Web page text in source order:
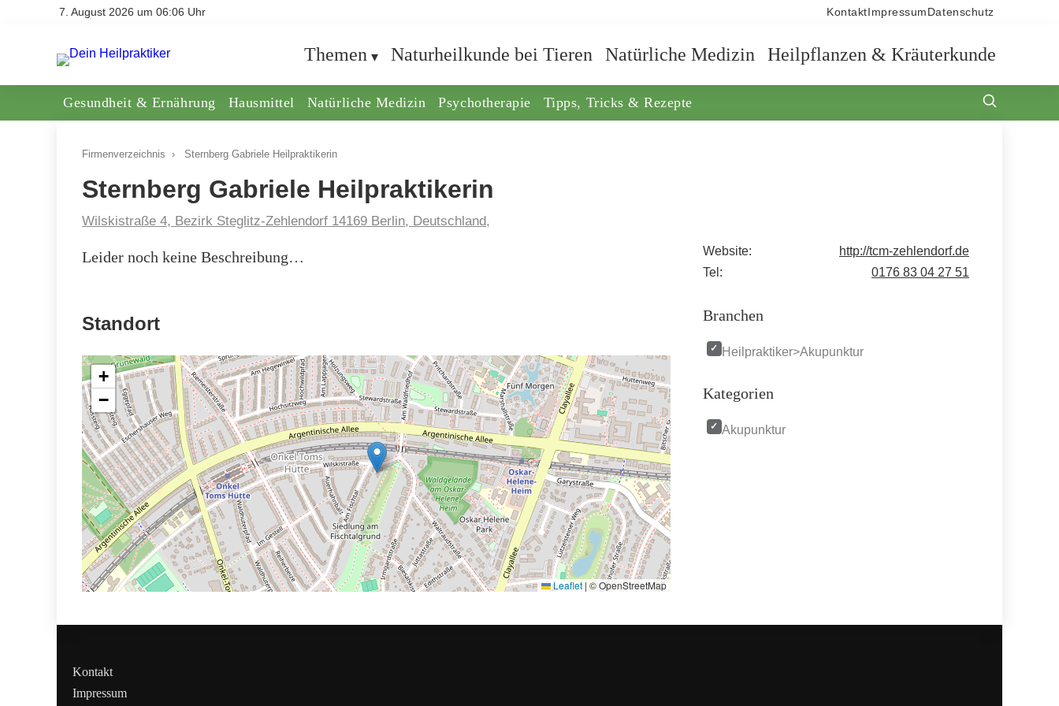
7. August 2026 um 06:06 Uhr Kontakt Impressum Datenschutz
Themen Naturheilkunde bei Tieren Natürliche Medizin Heilpflanzen & Kräuterkunde
Gesundheit & Ernährung Hausmittel Natürliche Medizin Psychotherapie Tipps, Tricks & Rezepte
Firmenverzeichnis › Sternberg Gabriele Heilpraktikerin
Sternberg Gabriele Heilpraktikerin
Wilskistraße 4, Bezirk Steglitz-Zehlendorf 14169 Berlin, Deutschland,
Leider noch keine Beschreibung…
Standort
+
−
Leaflet | © OpenStreetMap
Website:
http://tcm-zehlendorf.de
Tel:
0176 83 04 27 51
Branchen
Heilpraktiker>Akupunktur
Kategorien
Akupunktur
Kontakt
Impressum